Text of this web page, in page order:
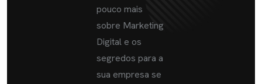
pouco mais
sobre Marketing
Digital e os
segredos para a
sua empresa se